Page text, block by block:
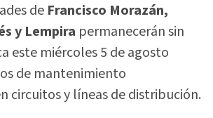
de Francisco Morazán,
y Lempira permanecerán sin
este miércoles 5 de agosto
de mantenimiento
circuitos y líneas de distribución.